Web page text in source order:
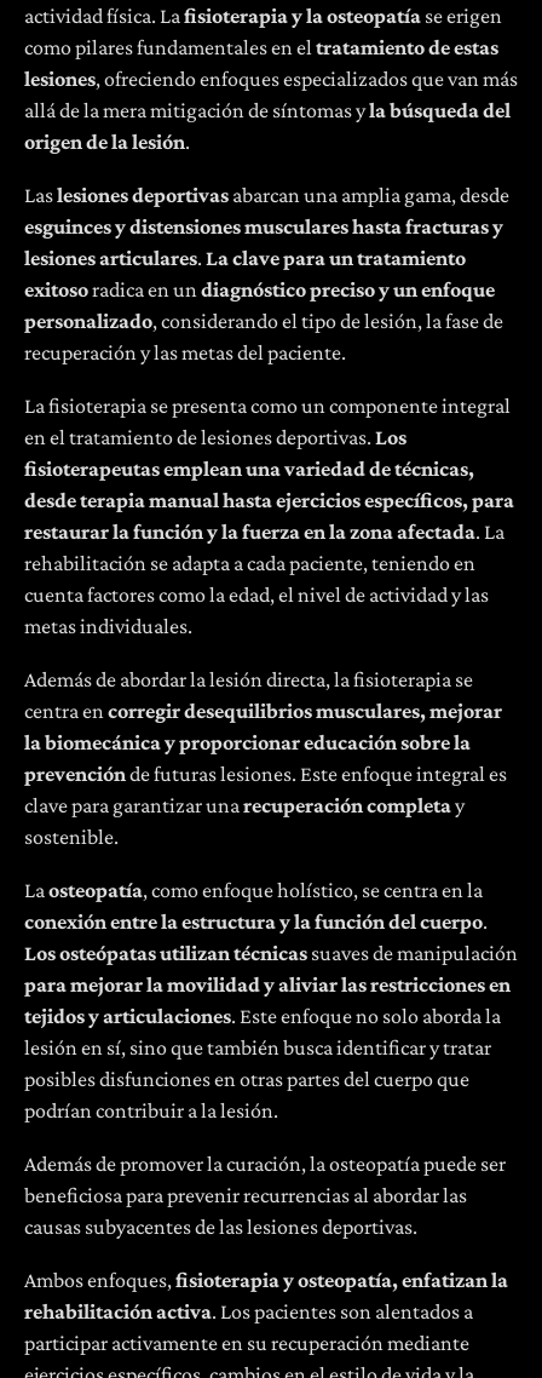
actividad física. Lafisioterapia y la osteopatía se erigen
como pilares fundamentales en eltratamiento de estas
lesiones, ofreciendo enfoques especializados que van más
allá de la mera mitigación de síntomas yla búsqueda del
origen de la lesión.
Laslesiones deportivas abarcan una amplia gama, desde
esguinces y distensiones musculares hasta fracturas y
lesiones articulares. La clave para un tratamiento
exitosoradica en undiagnóstico preciso y un enfoque
personalizado, considerando el tipo de lesión, la fase de
recuperación y las metas del paciente.
La fisioterapia se presenta como un componente integral
en el tratamiento de lesiones deportivas. Los
fisioterapeutas emplean una variedad de técnicas,
desde terapia manual hasta ejercicios específicos, para
restaurar la función y la fuerza en la zona afectada. La
rehabilitación se adapta a cada paciente, teniendo en
cuenta factores como la edad, el nivel de actividad y las
metas individuales.
Además de abordar la lesión directa, la fisioterapia se
centra encorregir desequilibrios musculares, mejorar
la biomecánica y proporcionar educación sobre la
prevenciónde futuras lesiones. Este enfoque integral es
clave para garantizar unarecuperación completay
sostenible.
Laosteopatía, como enfoque holístico, se centra en la
conexión entre la estructura y la función del cuerpo.
Los osteópatas utilizan técnicas suaves de manipulación
para mejorar la movilidad y aliviar las restricciones en
tejidos y articulaciones. Este enfoque no solo aborda la
lesión en sí, sino que también busca identificar y tratar
posibles disfunciones en otras partes del cuerpo que
podrían contribuir a la lesión.
Además de promover la curación, la osteopatía puede ser
beneficiosa para prevenir recurrencias al abordar las
causas subyacentes de las lesiones deportivas.
Ambos enfoques,fisioterapia y osteopatía, enfatizan la
rehabilitación activa. Los pacientes son alentados a
participar activamente en su recuperación mediante